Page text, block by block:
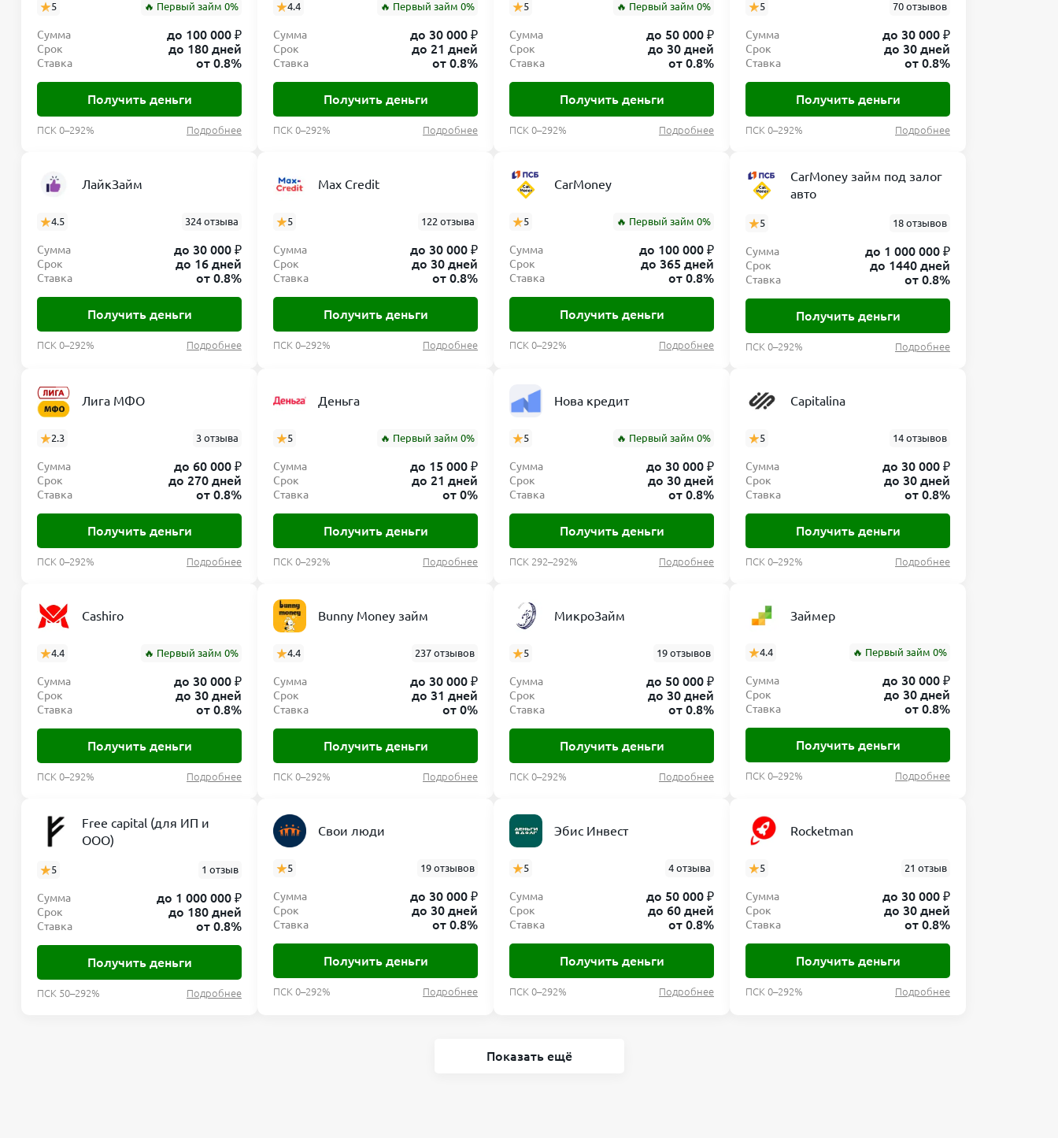
5 🔥 Первый займ 0%
Сумма до 100 000 ₽
Срок до 180 дней
Ставка от 0.8%
Получить деньги
ПСК 0–292% Подробнее
4.4 🔥 Первый займ 0%
Сумма до 30 000 ₽
Срок до 21 дней
Ставка от 0.8%
Получить деньги
ПСК 0–292% Подробнее
5 🔥 Первый займ 0%
Сумма до 50 000 ₽
Срок до 30 дней
Ставка от 0.8%
Получить деньги
ПСК 0–292% Подробнее
5 70 отзывов
Сумма до 30 000 ₽
Срок до 30 дней
Ставка от 0.8%
Получить деньги
ПСК 0–292% Подробнее
ЛайкЗайм
4.5 324 отзыва
Сумма до 30 000 ₽
Срок до 16 дней
Ставка от 0.8%
Получить деньги
ПСК 0–292% Подробнее
Max Credit
5 122 отзыва
Сумма до 30 000 ₽
Срок до 30 дней
Ставка от 0.8%
Получить деньги
ПСК 0–292% Подробнее
CarMoney
5 🔥 Первый займ 0%
Сумма до 100 000 ₽
Срок до 365 дней
Ставка от 0.8%
Получить деньги
ПСК 0–292% Подробнее
CarMoney займ под залог
авто
5 18 отзывов
Сумма до 1 000 000 ₽
Срок до 1440 дней
Ставка от 0.8%
Получить деньги
ПСК 0–292% Подробнее
Лига МФО
2.3 3 отзыва
Сумма до 60 000 ₽
Срок до 270 дней
Ставка от 0.8%
Получить деньги
ПСК 0–292% Подробнее
Деньга
5 🔥 Первый займ 0%
Сумма до 15 000 ₽
Срок до 21 дней
Ставка от 0%
Получить деньги
ПСК 0–292% Подробнее
Нова кредит
5 🔥 Первый займ 0%
Сумма до 30 000 ₽
Срок до 30 дней
Ставка от 0.8%
Получить деньги
ПСК 292–292% Подробнее
Capitalina
5 14 отзывов
Сумма до 30 000 ₽
Срок до 30 дней
Ставка от 0.8%
Получить деньги
ПСК 0–292% Подробнее
Cashiro
4.4 🔥 Первый займ 0%
Сумма до 30 000 ₽
Срок до 30 дней
Ставка от 0.8%
Получить деньги
ПСК 0–292% Подробнее
Bunny Money займ
4.4 237 отзывов
Сумма до 30 000 ₽
Срок до 31 дней
Ставка от 0%
Получить деньги
ПСК 0–292% Подробнее
МикроЗайм
5 19 отзывов
Сумма до 50 000 ₽
Срок до 30 дней
Ставка от 0.8%
Получить деньги
ПСК 0–292% Подробнее
Займер
4.4 🔥 Первый займ 0%
Сумма до 30 000 ₽
Срок до 30 дней
Ставка от 0.8%
Получить деньги
ПСК 0–292% Подробнее
Free capital (для ИП и
ООО)
5 1 отзыв
Сумма до 1 000 000 ₽
Срок до 180 дней
Ставка от 0.8%
Получить деньги
ПСК 50–292% Подробнее
Свои люди
5 19 отзывов
Сумма до 30 000 ₽
Срок до 30 дней
Ставка от 0.8%
Получить деньги
ПСК 0–292% Подробнее
Эбис Инвест
5 4 отзыва
Сумма до 50 000 ₽
Срок до 60 дней
Ставка от 0.8%
Получить деньги
ПСК 0–292% Подробнее
Rocketman
5 21 отзыв
Сумма до 30 000 ₽
Срок до 30 дней
Ставка от 0.8%
Получить деньги
ПСК 0–292% Подробнее
Показать ещё